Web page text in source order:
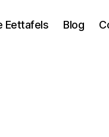
Eettafels Blog